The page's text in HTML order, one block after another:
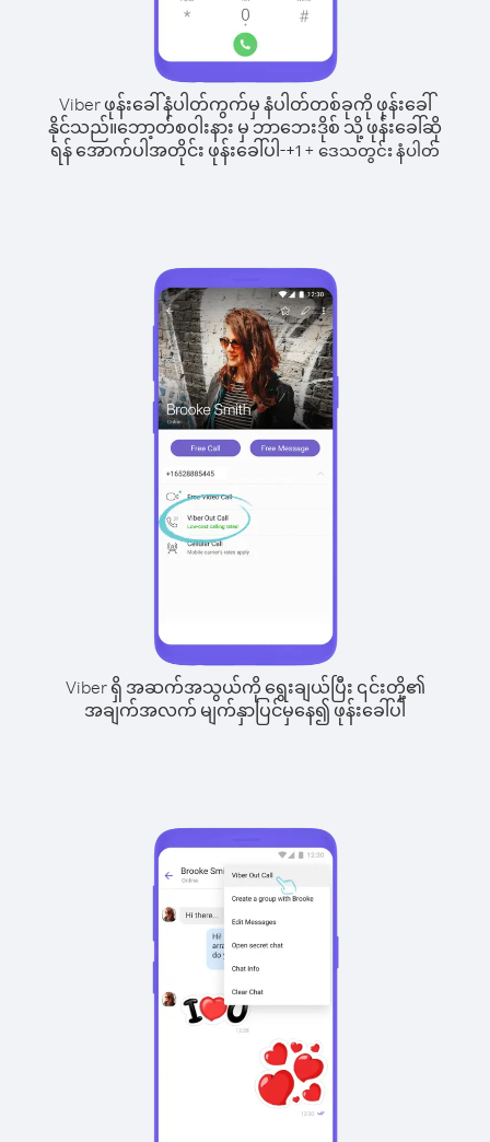
Viber ဖုန်းခေါ်နံပါတ်ကွက်မှ နံပါတ်တစ်ခုကို ဖုန်းခေါ်
နိုင်သည်။ဘော့တ်စဝါးနား မှ ဘာဘေးဒိုစ် သို့ ဖုန်းခေါ်ဆို
ရန် အောက်ပါအတိုင်း ဖုန်းခေါ်ပါ-+1 + ဒေသတွင်း နံပါတ်
Viber ရှိ အဆက်အသွယ်ကို ရွေးချယ်ပြီး ၎င်းတို့၏
အချက်အလက် မျက်နှာပြင်မှနေ၍ ဖုန်းခေါ်ပါ